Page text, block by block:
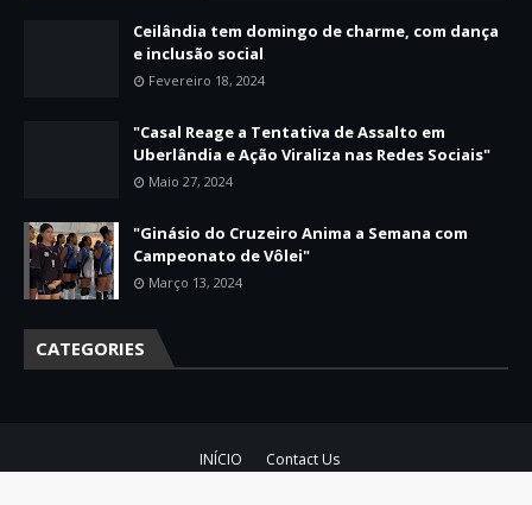
Ceilândia tem domingo de charme, com dança
e inclusão social
Fevereiro 18, 2024
"Casal Reage a Tentativa de Assalto em
Uberlândia e Ação Viraliza nas Redes Sociais"
Maio 27, 2024
"Ginásio do Cruzeiro Anima a Semana com
Campeonato de Vôlei"
Março 13, 2024
CATEGORIES
INÍCIO
Contact Us